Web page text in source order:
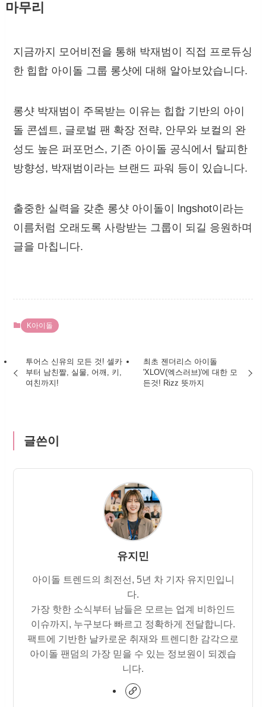
마무리
지금까지 모어비전을 통해 박재범이 직접 프로듀싱
한 힙합 아이돌 그룹 롱샷에 대해 알아보았습니다.
롱샷 박재범이 주목받는 이유는 힙합 기반의 아이
돌 콘셉트, 글로벌 팬 확장 전략, 안무와 보컬의 완
성도 높은 퍼포먼스, 기존 아이돌 공식에서 탈피한
방향성, 박재범이라는 브랜드 파워 등이 있습니다.
출중한 실력을 갖춘 롱샷 아이돌이 lngshot이라는
이름처럼 오래도록 사랑받는 그룹이 되길 응원하며
글을 마칩니다.
K아이돌
투어스 신유의 모든 것! 셀카
부터 남친짤, 실물, 어깨, 키,
여친까지!
최초 젠더리스 아이돌
'XLOV(엑스러브)'에 대한 모
든것! Rizz 뜻까지
글쓴이
유지민
아이돌 트렌드의 최전선, 5년 차 기자 유지민입니
다.
가장 핫한 소식부터 남들은 모르는 업계 비하인드
이슈까지, 누구보다 빠르고 정확하게 전달합니다.
팩트에 기반한 날카로운 취재와 트렌디한 감각으로
아이돌 팬덤의 가장 믿을 수 있는 정보원이 되겠습
니다.